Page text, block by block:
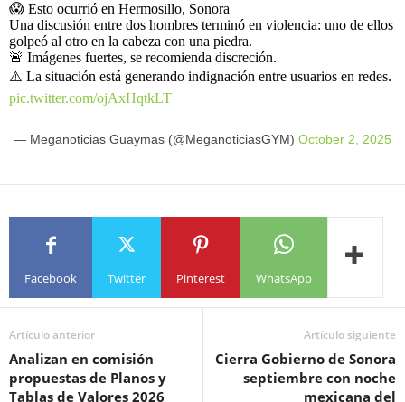
😱 Esto ocurrió en Hermosillo, Sonora
Una discusión entre dos hombres terminó en violencia: uno de ellos
golpeó al otro en la cabeza con una piedra.
🚨 Imágenes fuertes, se recomienda discreción.
⚠️ La situación está generando indignación entre usuarios en redes.
pic.twitter.com/ojAxHqtkLT
— Meganoticias Guaymas (@MeganoticiasGYM) October 2, 2025
Facebook Twitter Pinterest WhatsApp
Artículo anterior
Analizan en comisión
propuestas de Planos y
Tablas de Valores 2026
Artículo siguiente
Cierra Gobierno de Sonora
septiembre con noche
mexicana del